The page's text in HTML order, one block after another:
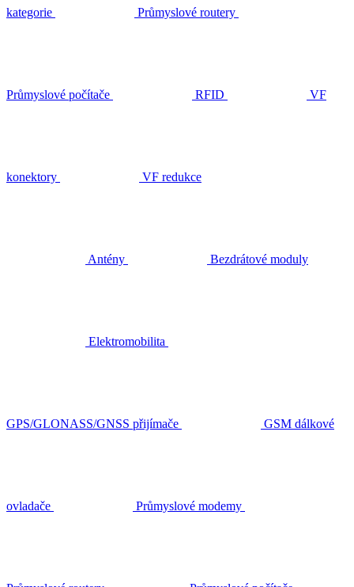
kategorie Průmyslové routery
Průmyslové počítače RFID VF
konektory VF redukce
Antény Bezdrátové moduly
Elektromobilita
GPS/GLONASS/GNSS přijímače GSM dálkové
ovladače Průmyslové modemy